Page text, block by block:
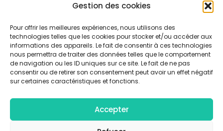
Gestion des cookies
Pour offrir les meilleures expériences, nous utilisons des
technologies telles que les cookies pour stocker et/ou accéder aux
informations des appareils. Le fait de consentir à ces technologies
nous permettra de traiter des données telles que le comportement
de navigation ou les ID uniques sur ce site. Le fait de ne pas
consentir ou de retirer son consentement peut avoir un effet négatif
sur certaines caractéristiques et fonctions.
Accepter
Ce site utilise Akismet pour réduire les indésirables.
plus sur la façon dont les données de vos commentaires sont
traitées.
© Collectif F/4 - Tous droits réservés |